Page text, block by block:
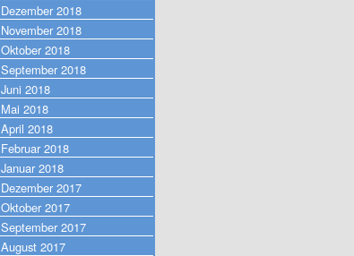
Dezember 2018
November 2018
Oktober 2018
September 2018
Juni 2018
Mai 2018
April 2018
Februar 2018
Januar 2018
Dezember 2017
Oktober 2017
September 2017
August 2017